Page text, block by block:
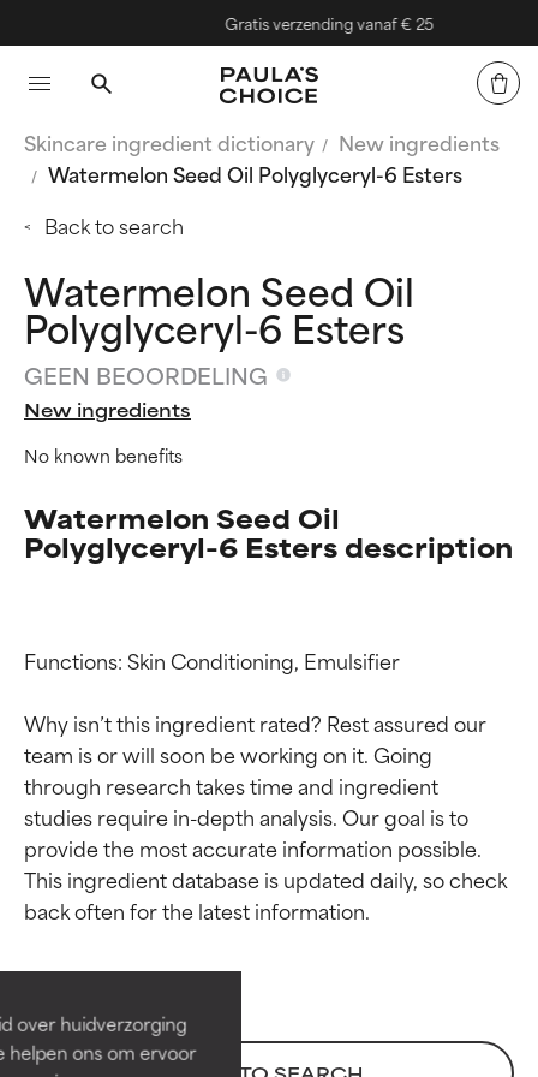
over huidverzorging
helpen ons om ervoor
Gratis verzending vanaf € 25
Skincare ingredient dictionary
New ingredients
Watermelon Seed Oil Polyglyceryl-6 Esters
Back to search
Watermelon Seed Oil
Polyglyceryl-6 Esters
GEEN BEOORDELING
New ingredients
No known benefits
Watermelon Seed Oil
Polyglyceryl-6 Esters description
Functions: Skin Conditioning, Emulsifier
Why isn’t this ingredient rated? Rest assured our
team is or will soon be working on it. Going
through research takes time and ingredient
studies require in-depth analysis. Our goal is to
provide the most accurate information possible.
This ingredient database is updated daily, so check
Beoordelingen van
ingrediënten
Bewezen en ondersteund door
onafhankelijk onderzoek.
Beoordelingen van
ingrediënten
Bewezen en ondersteund door
onafhankelijk onderzoek.